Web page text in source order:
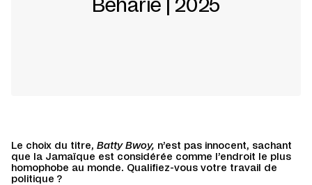
Beharie | 2025
Le choix du titre, Batty Bwoy, n’est pas innocent, sachant
que la Jamaïque est considérée comme l’endroit le plus
homophobe au monde. Qualifiez-vous votre travail de
politique ?